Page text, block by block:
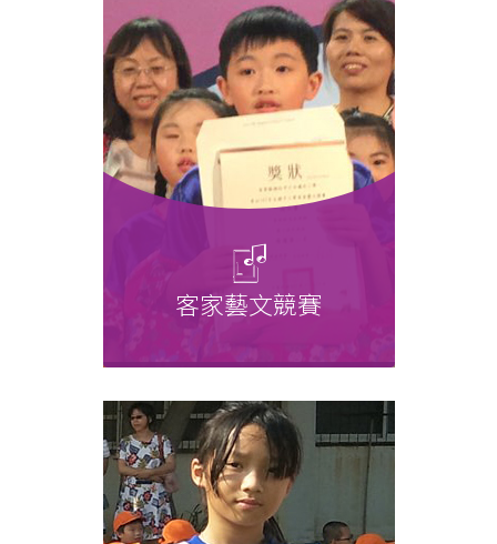
告第3階段甄試結果1080709
客家藝文競賽